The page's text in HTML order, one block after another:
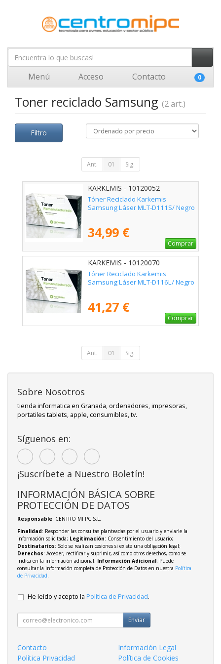
Menú Acceso Contacto 0
Toner reciclado Samsung (2 art.)
Filtro
Ant. 01 Sig.
KARKEMIS - 10120052
Tóner Reciclado Karkemis
Samsung Láser MLT-D111S/ Negro
34,99 €
Comprar
KARKEMIS - 10120070
Tóner Reciclado Karkemis
Samsung Láser MLT-D116L/ Negro
41,27 €
Comprar
Ant. 01 Sig.
Sobre Nosotros
tienda informatica en Granada, ordenadores, impresoras,
portatiles tablets, apple, consumibles, tv.
Síguenos en:
¡Suscríbete a Nuestro Boletín!
INFORMACIÓN BÁSICA SOBRE
PROTECCIÓN DE DATOS
Responsable: CENTRO MI PC S.L.
Finalidad: Responder las consultas planteadas por el usuario y enviarle la
información solicitada; Legitimación: Consentimiento del usuario;
Destinatarios: Solo se realizan cesiones si existe una obligación legal;
Derechos: Acceder, rectificar y suprimir, así como otros derechos, como se
indica en la información adicional; Información Adicional: Puede
consultar la información completa de Protección de Datos en nuestra Política
de Privacidad.
He leído y acepto la Política de Privacidad.
Enviar
Contacto
Información Legal
Política Privacidad
Política de Cookies